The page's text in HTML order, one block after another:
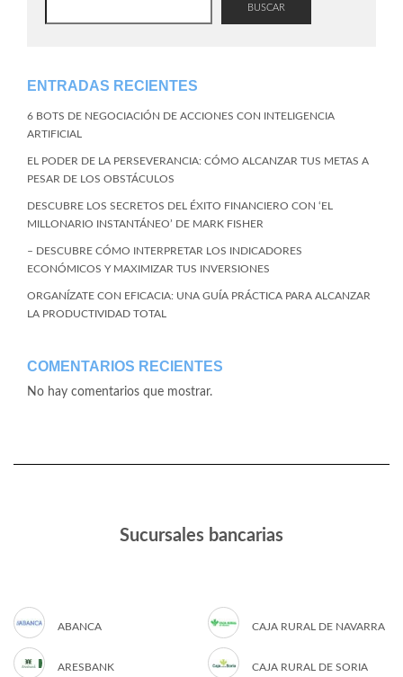
BUSCAR
ENTRADAS RECIENTES
6 BOTS DE NEGOCIACIÓN DE ACCIONES CON INTELIGENCIA
ARTIFICIAL
EL PODER DE LA PERSEVERANCIA: CÓMO ALCANZAR TUS METAS A
PESAR DE LOS OBSTÁCULOS
DESCUBRE LOS SECRETOS DEL ÉXITO FINANCIERO CON ‘EL
MILLONARIO INSTANTÁNEO’ DE MARK FISHER
– DESCUBRE CÓMO INTERPRETAR LOS INDICADORES
ECONÓMICOS Y MAXIMIZAR TUS INVERSIONES
ORGANÍZATE CON EFICACIA: UNA GUÍA PRÁCTICA PARA ALCANZAR
LA PRODUCTIVIDAD TOTAL
COMENTARIOS RECIENTES
No hay comentarios que mostrar.
Sucursales bancarias
ABANCA
ARESBANK
CAJA RURAL DE NAVARRA
CAJA RURAL DE SORIA